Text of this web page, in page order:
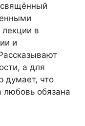
в
и
а для
думает, что
любовь обязана